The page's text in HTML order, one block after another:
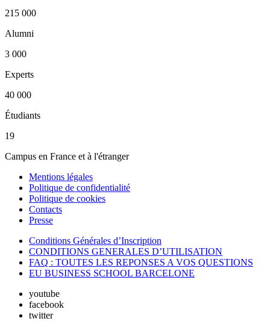
215 000
Alumni
3 000
Experts
40 000
Étudiants
19
Campus en France et à l'étranger
Mentions légales
Politique de confidentialité
Politique de cookies
Contacts
Presse
Conditions Générales d’Inscription
CONDITIONS GENERALES D’UTILISATION
FAQ : TOUTES LES REPONSES A VOS QUESTIONS
EU BUSINESS SCHOOL BARCELONE
youtube
facebook
twitter